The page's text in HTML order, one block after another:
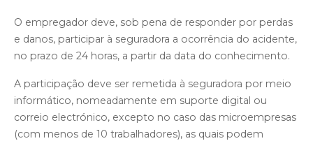
O empregador deve, sob pena de responder por perdas
e danos, participar à seguradora a ocorrência do acidente,
no prazo de 24 horas, a partir da data do conhecimento.
A participação deve ser remetida à seguradora por meio
informático, nomeadamente em suporte digital ou
correio electrónico, excepto no caso das microempresas
(com menos de 10 trabalhadores), as quais podem